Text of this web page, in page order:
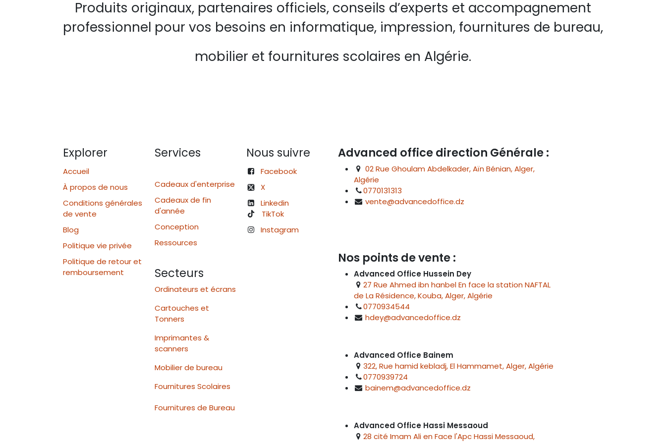
Produits originaux, partenaires officiels, conseils d’experts et accompagnement
professionnel pour vos besoins en informatique, impression, fournitures de bureau,
mobilier et fournitures scolaires en Algérie.
Explorer
Accueil
À propos de nous
Conditions générales
de vente
Blog
Politique vie privée
Politique de retour et
remboursement
Services
Cadeaux d'enterprise
Cadeaux de fin
d'année
Conception
Ressources
Secteurs
Ordinateurs et écrans
Cartouches et
Tonners
Imprimantes &
scanners
Mobilier de bureau
Fournitures Scolaires
Fournitures de Bureau
Nous suivre
Facebook
X
Linkedin
TikTok
Instagram
Advanced office direction Générale :
02 Rue Ghoulam Abdelkader, Aïn Bénian, Alger,
Algérie
0770131313
vente@advancedoffice.dz
Nos points de vente :
Advanced Office Hussein Dey
27 Rue Ahmed ibn hanbel En face la station NAFTAL
de La Résidence, Kouba, Alger, Algérie
0770934544
hdey@advancedoffice.dz
Advanced Office Bainem
322, Rue hamid kebladj, El Hammamet, Alger, Algérie
0770939724
bainem@advancedoffice.dz
Advanced Office Hassi Messaoud
28 cité Imam Ali en Face l'Apc Hassi Messaoud,